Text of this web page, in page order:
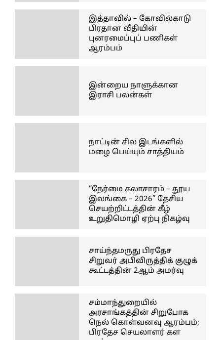
இத்தாவில் – கோவில்காடு
பிரதான வீதியின்
புனரமைப்புப் பணிகள்
ஆரம்பம்
இன்றைய நாளுக்கான
இராசி பலன்கள்
நாட்டின் சில இடங்களில்
மழை பெய்யும் சாத்தியம்
“நேர்மை கலாசாரம் – தூய
இலங்கை – 2026” தேசிய
செயற்றிட்டத்தின் கீழ்
உறுதிமொழி ஏற்பு நிகழ்வு
சாய்ந்தமருது பிரதேச
சிறுவர் அபிவிருத்திக் குழுக்
கூட்டத்தின் 2ஆம் அமர்வு
சம்மாந்துறையில்
அரசாங்கத்தின் சிறுபோக
நெல் கொள்வனவு ஆரம்பம்;
பிரதேச செயலாளர் கள